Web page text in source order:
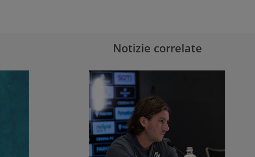
Notizie correlate